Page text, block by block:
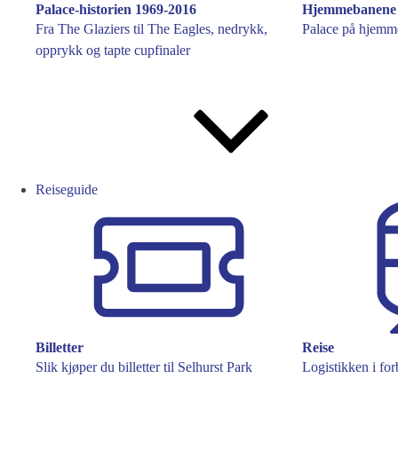
Palace-historien 1969-2016
Fra The Glaziers til The Eagles, nedrykk,
opprykk og tapte cupfinaler
Hjemmebanene
Palace på
Reiseguide
Billetter
Slik kjøper du billetter til Selhurst Park
Reise
Logistikken i